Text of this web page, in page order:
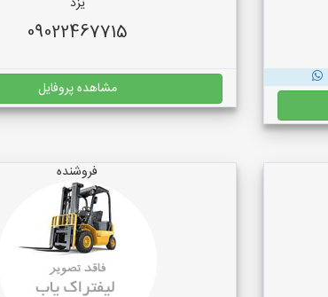
09022467715
مشاهده پروفایل
فروشنده